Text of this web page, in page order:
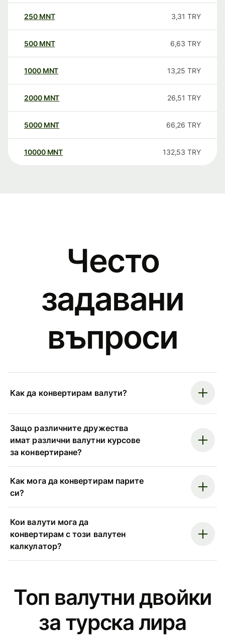
250 MNT 3,31 TRY
500 MNT 6,63 TRY
1000 MNT 13,25 TRY
2000 MNT 26,51 TRY
5000 MNT 66,26 TRY
10000 MNT 132,53 TRY
Често
задавани
въпроси
Как да конвертирам валути?
Защо различните дружества
имат различни валутни курсове
за конвертиране?
Как мога да конвертирам парите
си?
Кои валути мога да
конвертирам с този валутен
калкулатор?
Топ валутни двойки
за турска лира